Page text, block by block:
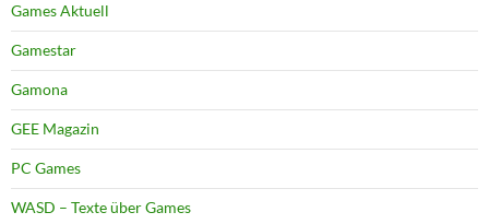
Games Aktuell
Gamestar
Gamona
GEE Magazin
PC Games
WASD – Texte über Games